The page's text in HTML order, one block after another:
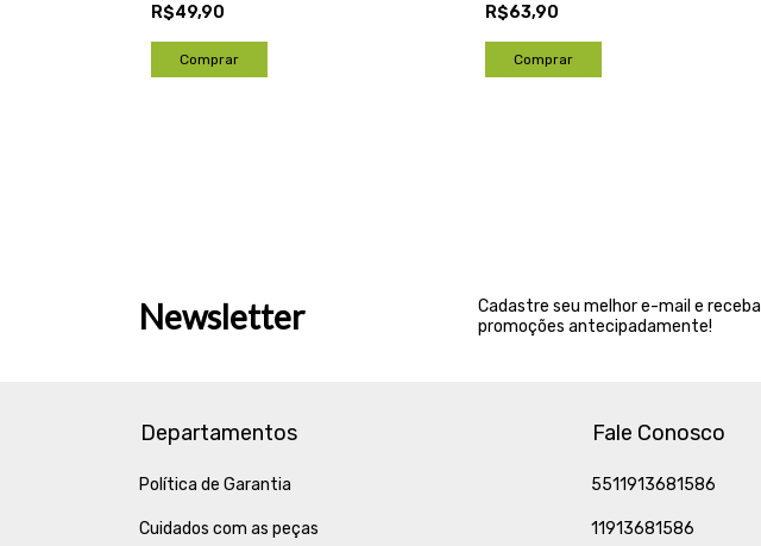
R$49,90
R$63,90
Comprar
Newsletter
Cadastre seu melhor e-mail e receba
promoções antecipadamente!
Departamentos
Política de Garantia
Cuidados com as peças
Fale Conosco
5511913681586
11913681586